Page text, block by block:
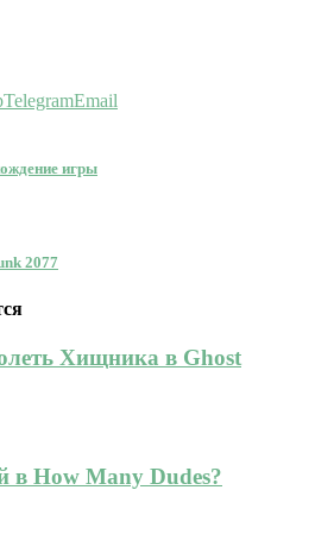
TelegramEmail
игры
2077
Хищника в Ghost
в How Many Dudes?